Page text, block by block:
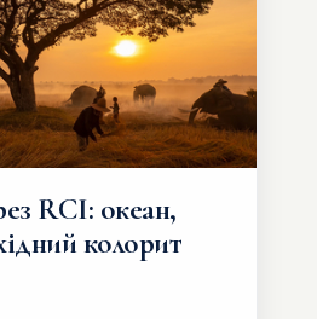
RCI: океан,
колорит